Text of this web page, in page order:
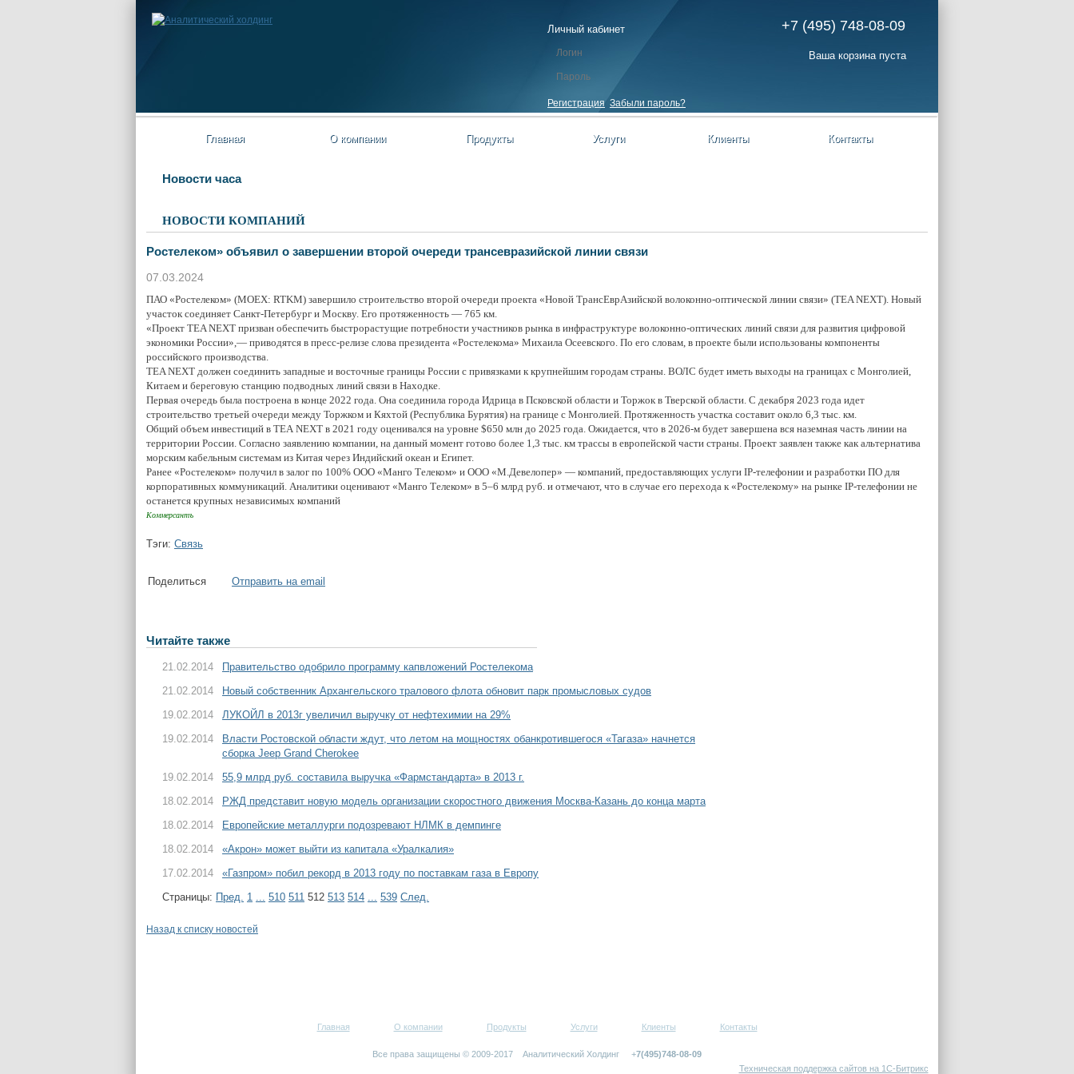
Личный кабинет
Регистрация Забыли пароль?
+7 (495) 748-08-09
Ваша корзина пуста
Главная О компании Продукты Услуги Клиенты Контакты
Новости часа
НОВОСТИ КОМПАНИЙ
Ростелеком» объявил о завершении второй очереди трансевразийской линии связи
07.03.2024
ПАО «Ростелеком» (MOEX: RTKM) завершило строительство второй очереди проекта «Новой ТрансЕврАзийской волоконно-оптической линии связи» (TEA NEXT). Новый
участок соединяет Санкт-Петербург и Москву. Его протяженность — 765 км.
«Проект TEA NEXT призван обеспечить быстрорастущие потребности участников рынка в инфраструктуре волоконно-оптических линий связи для развития цифровой
экономики России»,— приводятся в пресс-релизе слова президента «Ростелекома» Михаила Осеевского. По его словам, в проекте были использованы компоненты
российского производства.
TEA NEXT должен соединить западные и восточные границы России с привязками к крупнейшим городам страны. ВОЛС будет иметь выходы на границах с Монголией,
Китаем и береговую станцию подводных линий связи в Находке.
Первая очередь была построена в конце 2022 года. Она соединила города Идрица в Псковской области и Торжок в Тверской области. С декабря 2023 года идет
строительство третьей очереди между Торжком и Кяхтой (Республика Бурятия) на границе с Монголией. Протяженность участка составит около 6,3 тыс. км.
Общий объем инвестиций в ТЕА NEXT в 2021 году оценивался на уровне $650 млн до 2025 года. Ожидается, что в 2026-м будет завершена вся наземная часть линии на
территории России. Согласно заявлению компании, на данный момент готово более 1,3 тыс. км трассы в европейской части страны. Проект заявлен также как альтернатива
морским кабельным системам из Китая через Индийский океан и Египет.
Ранее «Ростелеком» получил в залог по 100% ООО «Манго Телеком» и ООО «М.Девелопер» — компаний, предоставляющих услуги IP-телефонии и разработки ПО для
корпоративных коммуникаций. Аналитики оценивают «Манго Телеком» в 5–6 млрд руб. и отмечают, что в случае его перехода к «Ростелекому» на рынке IP-телефонии не
останется крупных независимых компаний
Коммерсантъ
Тэги: Связь
Поделиться Отправить на email
Читайте также
21.02.2014
Правительство одобрило программу капвложений Ростелекома
21.02.2014
Новый собственник Архангельского тралового флота обновит парк промысловых судов
19.02.2014
ЛУКОЙЛ в 2013г увеличил выручку от нефтехимии на 29%
19.02.2014
Власти Ростовской области ждут, что летом на мощностях обанкротившегося «Тагаза» начнется
сборка Jeep Grand Cherokee
19.02.2014
55,9 млрд руб. составила выручка «Фармстандарта» в 2013 г.
18.02.2014
РЖД представит новую модель организации скоростного движения Москва-Казань до конца марта
18.02.2014
Европейские металлурги подозревают НЛМК в демпинге
18.02.2014
«Акрон» может выйти из капитала «Уралкалия»
17.02.2014
«Газпром» побил рекорд в 2013 году по поставкам газа в Европу
Страницы: Пред. 1 ... 510 511 512 513 514 ... 539 След.
Назад к списку новостей
Главная О компании Продукты Услуги Клиенты Контакты
Все права защищены © 2009-2017 Аналитический Холдинг +7(495)748-08-09
Техническая поддержка сайтов на 1С-Битрикс